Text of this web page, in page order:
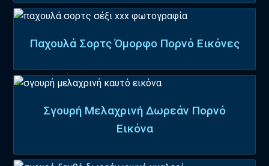
Παχουλά Σορτς Όμορφο Πορνό Εικόνες
Σγουρή Μελαχρινή Δωρεάν Πορνό
Εικόνα